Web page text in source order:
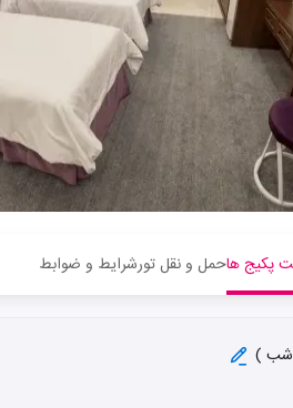
پکیج هاحمل و نقل تورشرایط و ضوابط